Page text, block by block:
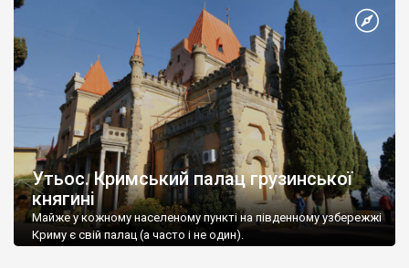
Утьос. Кримський палац грузинської
княгині
Майже у кожному населеному пункті на південному узбережжі
Криму є свій палац (а часто і не один).